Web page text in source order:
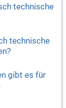
technische
technische
gibt es für